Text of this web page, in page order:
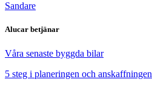
Sandare
Alucar betjänar
Våra senaste byggda bilar
5 steg i planeringen och anskaffningen